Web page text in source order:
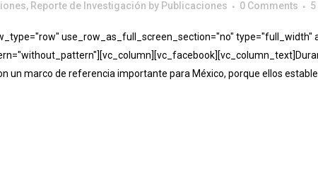
, Reporte de Investigación by Publicaciones 0 Comments 5
use_row_as_full_screen_section="no" type="full_width"
un marco de referencia importante para México, porque ellos